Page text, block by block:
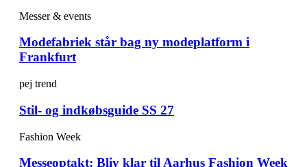
Messer & events
Modefabriek står bag ny modeplatform i
Frankfurt
pej trend
Stil- og indkøbsguide SS 27
Fashion Week
Messeoptakt: Bliv klar til Aarhus Fashion Week